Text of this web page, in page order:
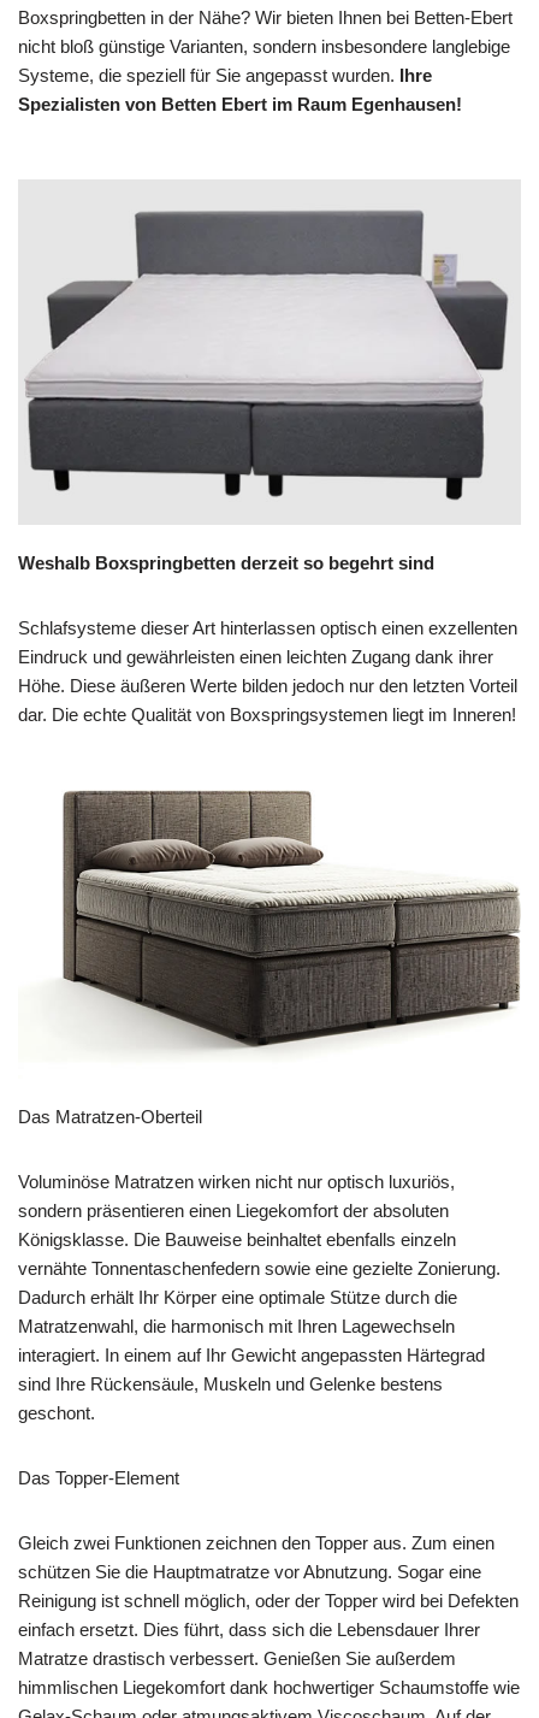
Boxspringbetten in der Nähe? Wir bieten Ihnen bei Betten-Ebert
nicht bloß günstige Varianten, sondern insbesondere langlebige
Systeme, die speziell für Sie angepasst wurden. Ihre
Spezialisten von Betten Ebert im Raum Egenhausen!
Weshalb Boxspringbetten derzeit so begehrt sind
Schlafsysteme dieser Art hinterlassen optisch einen exzellenten
Eindruck und gewährleisten einen leichten Zugang dank ihrer
Höhe. Diese äußeren Werte bilden jedoch nur den letzten Vorteil
dar. Die echte Qualität von Boxspringsystemen liegt im Inneren!
Das Matratzen-Oberteil
Voluminöse Matratzen wirken nicht nur optisch luxuriös,
sondern präsentieren einen Liegekomfort der absoluten
Königsklasse. Die Bauweise beinhaltet ebenfalls einzeln
vernähte Tonnentaschenfedern sowie eine gezielte Zonierung.
Dadurch erhält Ihr Körper eine optimale Stütze durch die
Matratzenwahl, die harmonisch mit Ihren Lagewechseln
interagiert. In einem auf Ihr Gewicht angepassten Härtegrad
sind Ihre Rückensäule, Muskeln und Gelenke bestens
geschont.
Das Topper-Element
Gleich zwei Funktionen zeichnen den Topper aus. Zum einen
schützen Sie die Hauptmatratze vor Abnutzung. Sogar eine
Reinigung ist schnell möglich, oder der Topper wird bei Defekten
einfach ersetzt. Dies führt, dass sich die Lebensdauer Ihrer
Matratze drastisch verbessert. Genießen Sie außerdem
himmlischen Liegekomfort dank hochwertiger Schaumstoffe wie